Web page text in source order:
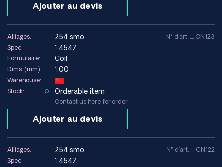
Ajouter au devis
Alliages: 254 smo
Spec: 1.4547
Formulaire: Coil
Dims. (mm): 1.00
Warehouse:
Stock:
Orderable item
Contact us here for order
Ajouter au devis
N° d'art. .... CN123
Alliages: 254 smo
Spec: 1.4547
N° d'art. .... CN122